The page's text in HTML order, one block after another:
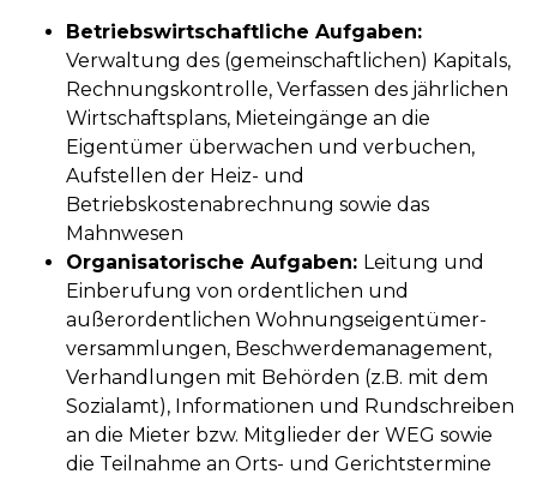
Betriebswirtschaftliche Aufgaben:
Verwaltung des (gemeinschaftlichen) Kapitals,
Rechnungskontrolle, Verfassen des jährlichen
Wirtschaftsplans, Mieteingänge an die
Eigentümer überwachen und verbuchen,
Aufstellen der Heiz- und
Betriebskostenabrechnung sowie das
Mahnwesen
Organisatorische Aufgaben: Leitung und
Einberufung von ordentlichen und
außerordentlichen Wohnungseigentümer­
versammlungen, Beschwerde­management,
Verhandlungen mit Behörden (z.B. mit dem
Sozialamt), Informationen und Rundschreiben
an die Mieter bzw. Mitglieder der WEG sowie
die Teilnahme an Orts- und Gerichtstermine